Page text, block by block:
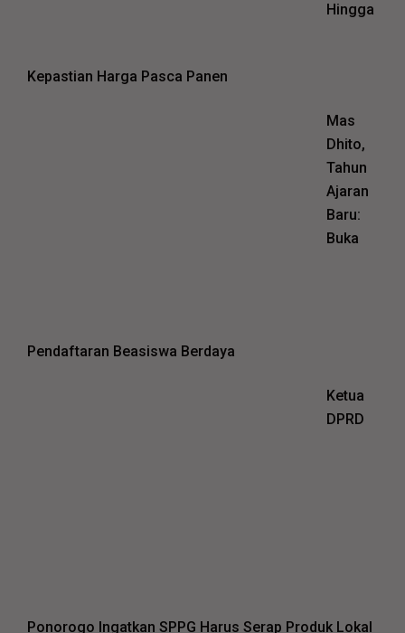
Hingga
Kepastian Harga Pasca Panen
Mas
Dhito,
Tahun
Ajaran
Baru:
Buka
Pendaftaran Beasiswa Berdaya
Ketua
DPRD
Ponorogo Ingatkan SPPG Harus Serap Produk Lokal